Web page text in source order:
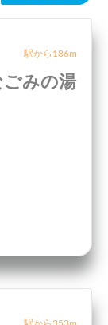
駅から186m
みの湯